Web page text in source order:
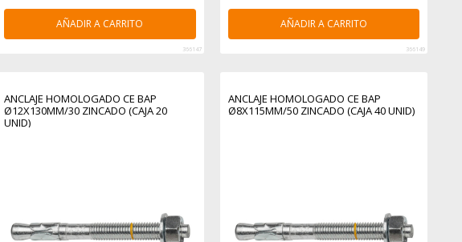
AÑADIR A CARRITO
366147
AÑADIR A CARRITO
366149
ANCLAJE HOMOLOGADO CE BAP
Ø12X130MM/30 ZINCADO (CAJA 20
UNID)
ANCLAJE HOMOLOGADO CE BAP
Ø8X115MM/50 ZINCADO (CAJA 40 UNID)